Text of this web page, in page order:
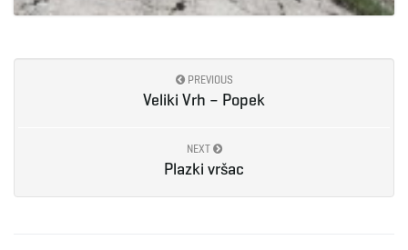
PREVIOUS
Veliki Vrh – Popek
NEXT
Plazki vršac